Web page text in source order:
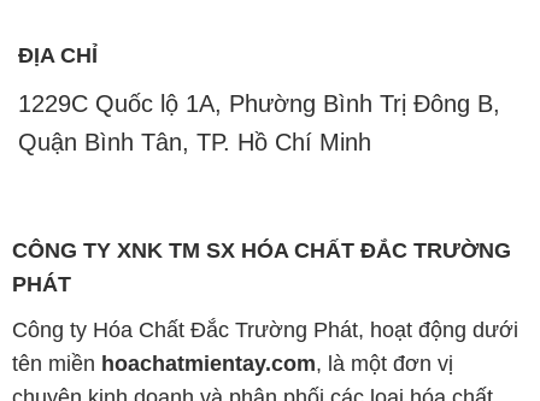
ĐỊA CHỈ
1229C Quốc lộ 1A, Phường Bình Trị Đông B,
Quận Bình Tân, TP. Hồ Chí Minh
CÔNG TY XNK TM SX HÓA CHẤT ĐẮC TRƯỜNG
PHÁT
Công ty Hóa Chất Đắc Trường Phát, hoạt động dưới
tên miền hoachatmientay.com, là một đơn vị